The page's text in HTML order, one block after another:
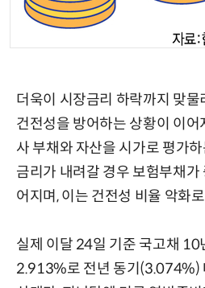
더욱이 시장금리 하락까지 맞물
건전성을 방어하는 상황이 이
사 부채와 자산을 시가로 평가
금리가 내려갈 경우 보험부채가
어지며, 이는 건전성 비율 악화
실제 이달 24일 기준 국고채
2.913%로 전년 동기(3.074%)